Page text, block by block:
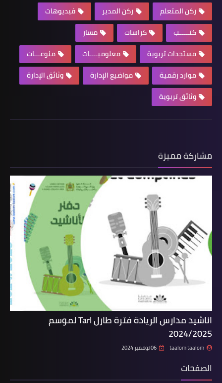
ركن المتعلم
ركن المدير
فيديوهات
كتـــــب
كراسات
مسار
مستجدات تربوية
معلوميــــات
منوعـــات
موارد رقمية
مواضيع الإدارة
وثائق الإدارة
وثائق تربوية
مشاركة مميزة
اناشيد مدارس الريادة فترة طارل Tarl لموسم
2024/2025
taalom taalom 06 نوفمبر 2024
الصفحات